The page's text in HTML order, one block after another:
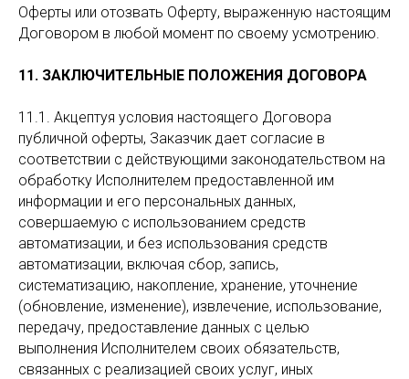
Оферты или отозвать Оферту, выраженную настоящим
Договором в любой момент по своему усмотрению.
11. ЗАКЛЮЧИТЕЛЬНЫЕ ПОЛОЖЕНИЯ ДОГОВОРА
11.1. Акцептуя условия настоящего Договора
публичной оферты, Заказчик дает согласие в
соответствии с действующими законодательством на
обработку Исполнителем предоставленной им
информации и его персональных данных,
совершаемую с использованием средств
автоматизации, и без использования средств
автоматизации, включая сбор, запись,
систематизацию, накопление, хранение, уточнение
(обновление, изменение), извлечение, использование,
передачу, предоставление данных с целью
выполнения Исполнителем своих обязательств,
связанных с реализацией своих услуг, иных